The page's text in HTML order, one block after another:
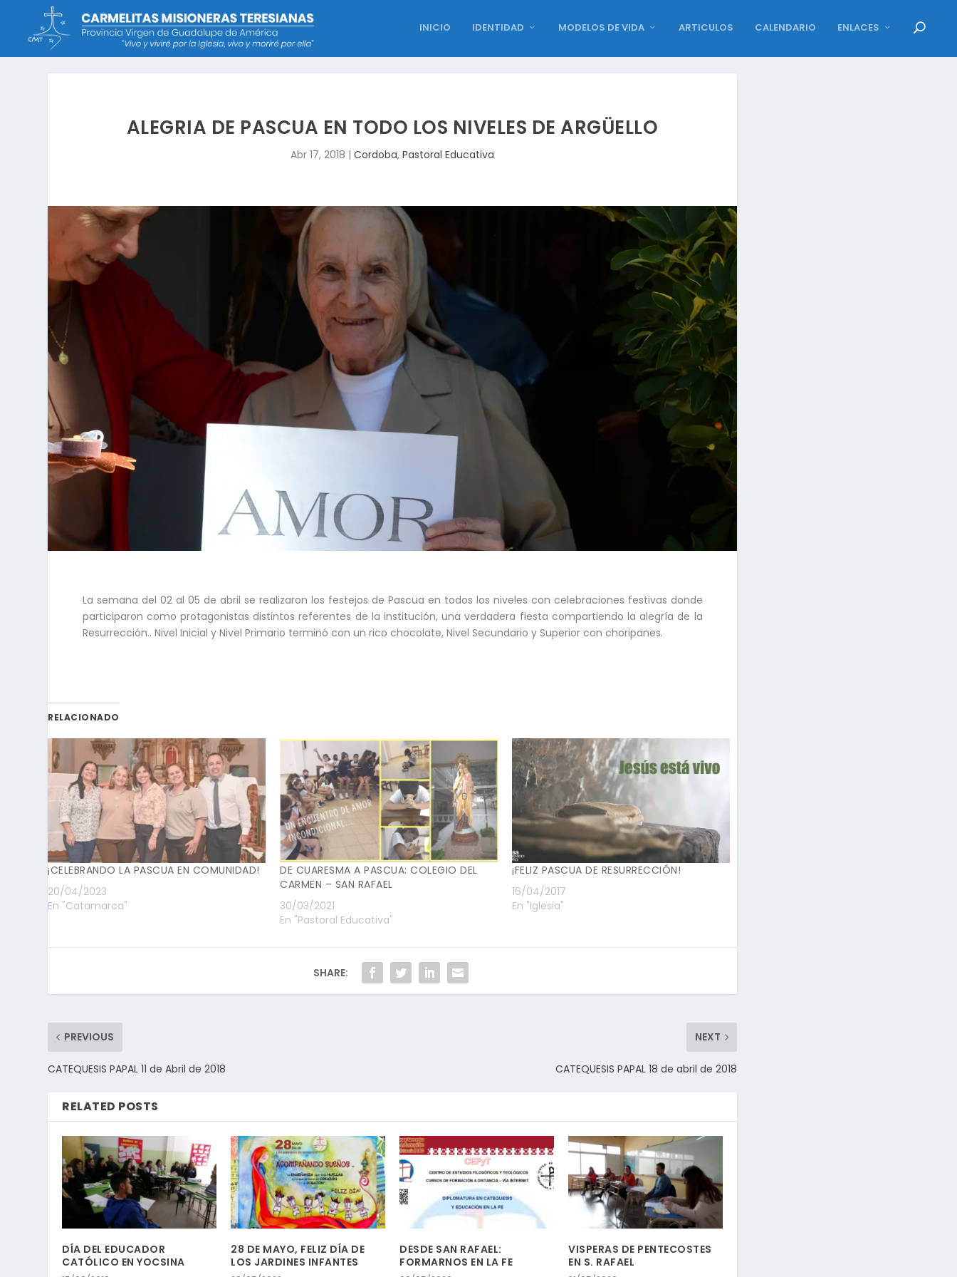
INICIO IDENTIDAD MODELOS DE VIDA ARTICULOS CALENDARIO ENLACES
ALEGRIA DE PASCUA EN TODO LOS NIVELES DE ARGÜELLO
Abr 17, 2018 |Cordoba,Pastoral Educativa
La semana del 02 al 05 de abril se realizaron los festejos de Pascua en todos los niveles con celebraciones festivas donde
participaron como protagonistas distintos referentes de la institución, una verdadera fiesta compartiendo la alegría de la
Resurrección.. Nivel Inicial y Nivel Primario terminó con un rico chocolate, Nivel Secundario y Superior con choripanes.
RELACIONADO
¡CELEBRANDO LA PASCUA EN COMUNIDAD!
20/04/2023
En "Catamarca"
DE CUARESMA A PASCUA: COLEGIO DEL
CARMEN – SAN RAFAEL
30/03/2021
En "Pastoral Educativa"
¡FELIZ PASCUA DE RESURRECCIÓN!
16/04/2017
En "Iglesia"
SHARE:
PREVIOUS
CATEQUESIS PAPAL 11 de Abril de 2018
NEXT
CATEQUESIS PAPAL 18 de abril de 2018
RELATED POSTS
DÍA DEL EDUCADOR
CATÓLICO EN YOCSINA
28 DE MAYO, FELIZ DÍA DE
LOS JARDINES INFANTES
DESDE SAN RAFAEL:
FORMARNOS EN LA FE
VISPERAS DE PENTECOSTES
EN S. RAFAEL